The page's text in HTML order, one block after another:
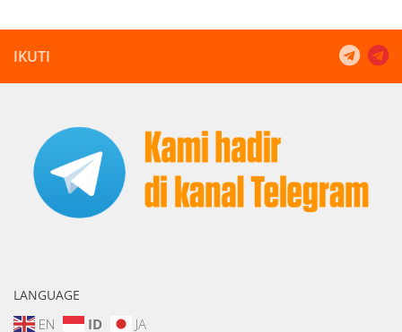
IKUTI
LANGUAGE
EN ID JA